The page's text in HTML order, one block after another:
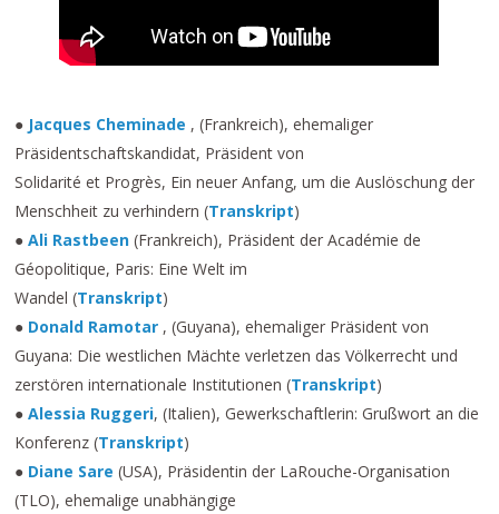
● Jacques Cheminade , (Frankreich), ehemaliger
Präsidentschaftskandidat, Präsident von
Solidarité et Progrès, Ein neuer Anfang, um die Auslöschung der
Menschheit zu verhindern (Transkript)
●Ali Rastbeen (Frankreich), Präsident der Académie de
Géopolitique, Paris: Eine Welt im
Wandel (Transkript)
● Donald Ramotar , (Guyana), ehemaliger Präsident von
Guyana: Die westlichen Mächte verletzen das Völkerrecht und
zerstören internationale Institutionen (Transkript)
●Alessia Ruggeri, (Italien), Gewerkschaftlerin: Grußwort an die
Konferenz (Transkript)
● Diane Sare (USA), Präsidentin der LaRouche-Organisation
(TLO), ehemalige unabhängige